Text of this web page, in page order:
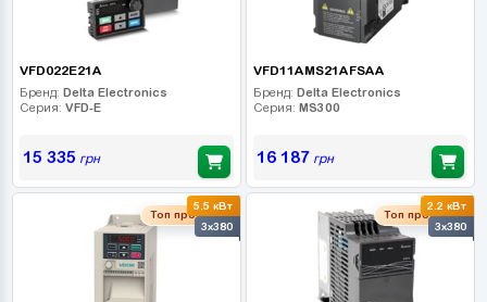
VFD022E21A
Бренд: Delta Electronics
Серия: VFD-E
15 335 грн
VFD11AMS21AFSAA
Бренд: Delta Electronics
Серия: MS300
16 187 грн
5.5 кВт
3x380
Топ продаж
2.2 кВт
3x380
Топ продаж